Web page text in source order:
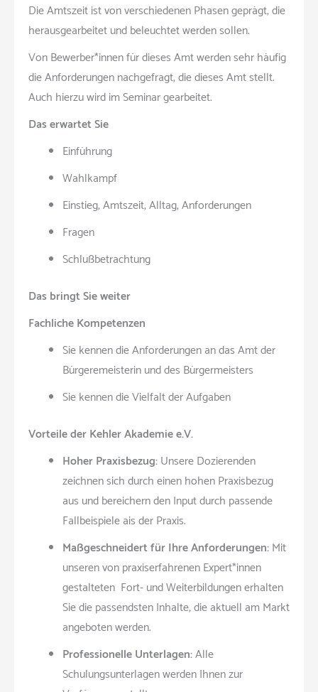
Die Amtszeit ist von verschiedenen Phasen geprägt, die
herausgearbeitet und beleuchtet werden sollen.
Von Bewerber*innen für dieses Amt werden sehr häufig
die Anforderungen nachgefragt, die dieses Amt stellt.
Auch hierzu wird im Seminar gearbeitet.
Das erwartet Sie
Einführung
Wahlkampf
Einstieg, Amtszeit, Alltag, Anforderungen
Fragen
Schlußbetrachtung
Das bringt Sie weiter
Fachliche Kompetenzen
Sie kennen die Anforderungen an das Amt der
Bürgeremeisterin und des Bürgermeisters
Sie kennen die Vielfalt der Aufgaben
Vorteile der Kehler Akademie e.V.
Hoher Praxisbezug:Unsere Dozierenden
zeichnen sich durch einen hohen Praxisbezug
aus und bereichern den Input durch passende
Fallbeispiele ais der Praxis.
Maßgeschneidert für Ihre Anforderungen:Mit
unseren von praxiserfahrenen Expert*innen
gestalteten Fort- und Weiterbildungen erhalten
Sie die passendsten Inhalte, die aktuell am Markt
angeboten werden.
Professionelle Unterlagen:Alle
Schulungsunterlagen werden Ihnen zur